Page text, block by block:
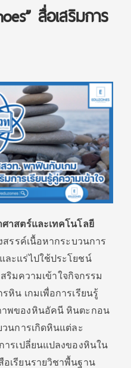
สื่อเสริมการ
ศาสตร์และเทคโนโลยี
รรค์เนื้อหากระบวนการ
ละแร่ไปใช้ประโยชน์
สริมความเข้าใจกิจกรรม
รหิน เกมเพื่อการเรียนรู้
พของหินอัคนี หินตะกอน
วนการเกิดหินแต่ละ
ารเปลี่ยนแปลงของหินใน
เรียนรายวิชาพื้นฐาน